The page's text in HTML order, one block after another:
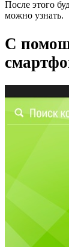
После этого
можно узнать.
С